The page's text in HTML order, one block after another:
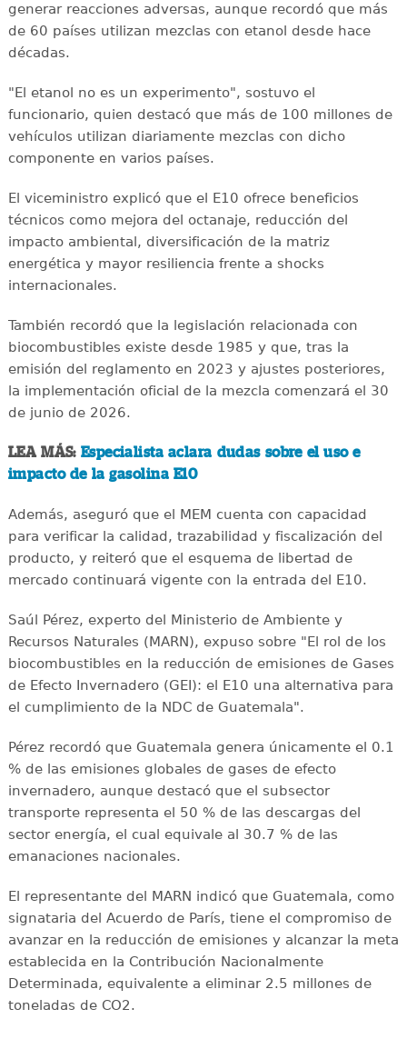
generar reacciones adversas, aunque recordó que más
de 60 países utilizan mezclas con etanol desde hace
décadas.
"El etanol no es un experimento", sostuvo el
funcionario, quien destacó que más de 100 millones de
vehículos utilizan diariamente mezclas con dicho
componente en varios países.
El viceministro explicó que el E10 ofrece beneficios
técnicos como mejora del octanaje, reducción del
impacto ambiental, diversificación de la matriz
energética y mayor resiliencia frente a shocks
internacionales.
También recordó que la legislación relacionada con
biocombustibles existe desde 1985 y que, tras la
emisión del reglamento en 2023 y ajustes posteriores,
la implementación oficial de la mezcla comenzará el 30
de junio de 2026.
LEA MÁS: Especialista aclara dudas sobre el uso e
impacto de la gasolina E10
Además, aseguró que el MEM cuenta con capacidad
para verificar la calidad, trazabilidad y fiscalización del
producto, y reiteró que el esquema de libertad de
mercado continuará vigente con la entrada del E10.
Saúl Pérez, experto del Ministerio de Ambiente y
Recursos Naturales (MARN), expuso sobre "El rol de los
biocombustibles en la reducción de emisiones de Gases
de Efecto Invernadero (GEI): el E10 una alternativa para
el cumplimiento de la NDC de Guatemala".
Pérez recordó que Guatemala genera únicamente el 0.1
% de las emisiones globales de gases de efecto
invernadero, aunque destacó que el subsector
transporte representa el 50 % de las descargas del
sector energía, el cual equivale al 30.7 % de las
emanaciones nacionales.
El representante del MARN indicó que Guatemala, como
signataria del Acuerdo de París, tiene el compromiso de
avanzar en la reducción de emisiones y alcanzar la meta
establecida en la Contribución Nacionalmente
Determinada, equivalente a eliminar 2.5 millones de
toneladas de CO2.